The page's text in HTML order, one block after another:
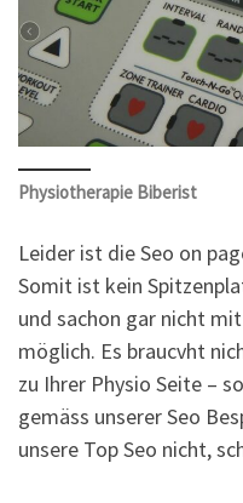
Physiotherapie Biberist
Leider ist die Seo on
Somit ist kein
und sachon gar nicht
möglich. Es braucvht
zu Ihrer Physio Seite –
gemäss unserer Seo
unsere Top Seo nicht,